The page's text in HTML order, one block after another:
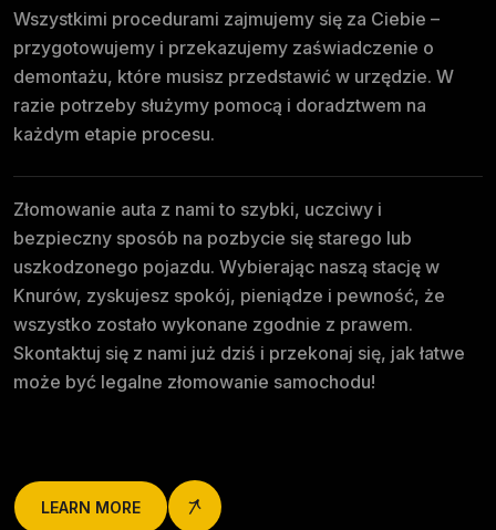
Wszystkimi procedurami zajmujemy się za Ciebie –
przygotowujemy i przekazujemy zaświadczenie o
demontażu, które musisz przedstawić w urzędzie. W
razie potrzeby służymy pomocą i doradztwem na
każdym etapie procesu.
Złomowanie auta z nami to szybki, uczciwy i
bezpieczny sposób na pozbycie się starego lub
uszkodzonego pojazdu. Wybierając naszą stację w
Knurów, zyskujesz spokój, pieniądze i pewność, że
wszystko zostało wykonane zgodnie z prawem.
Skontaktuj się z nami już dziś i przekonaj się, jak łatwe
może być legalne złomowanie samochodu!
LEARN MORE